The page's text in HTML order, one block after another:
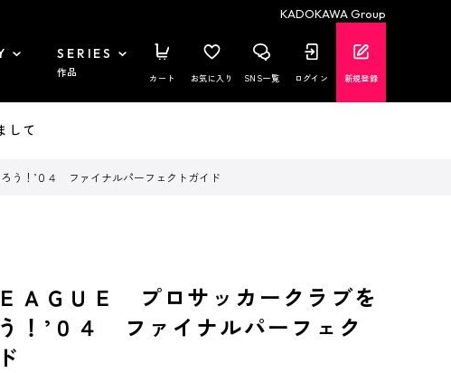
KADOKAWA Group
SERIES
作品 カート お気に入り SNS一覧 ログイン 新規登録
して
う！’０４ ファイナルパーフェクトガイド
ＡＧＵＥ プロサッカークラブを
！’０４ ファイナルパーフェク